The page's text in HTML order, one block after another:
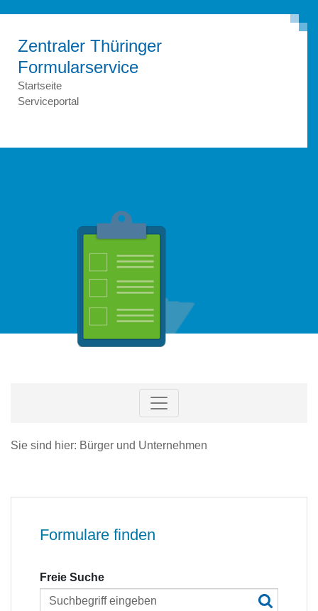
Zentraler Thüringer
Formular­service
Startseite
Serviceportal
Sie sind hier: Bürger und Unternehmen
Formulare finden
Freie Suche